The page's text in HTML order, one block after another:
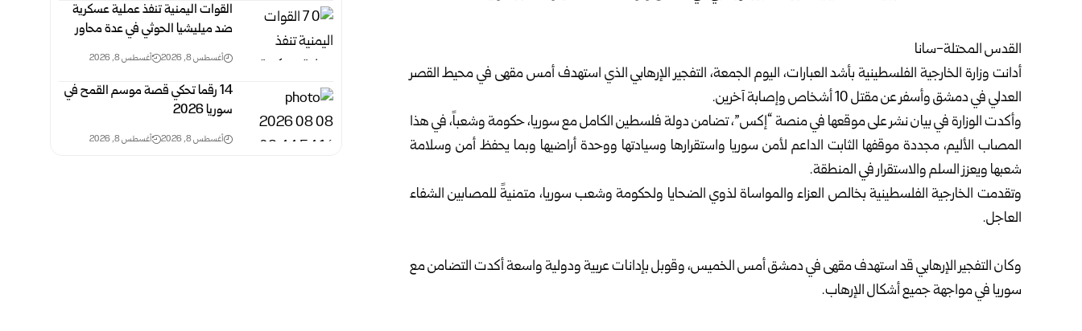
القدس المحتلة-سانا
أدانت وزارة الخارجية الفلسطينيةبأشد العبارات، اليوم الجمعة، التفجير الإرهابي الذي استهدف أمس مقهى في محيط القصر
العدلي فيدمشقوأسفر عن مقتل 10 أشخاص وإصابة آخرين.
وأكدت الوزارة في بيان نشر على موقعها في منصة “إكس”، تضامن دولة فلسطين الكامل مع سوريا، حكومة وشعباً، في هذا
المصاب الأليم، مجددة موقفها الثابت الداعم لأمن سوريا واستقرارها وسيادتها ووحدة أراضيها وبما يحفظ أمن وسلامة
شعبها ويعزز السلم والاستقرار في المنطقة.
وتقدمت الخارجية الفلسطينية بخالص العزاء ‏والمواساة لذوي الضحايا ولحكومة وشعب سوريا، متمنيةً للمصابين الشفاء
العاجل.‏
وكان التفجير الإرهابي قد استهدف مقهى في دمشق أمس الخميس، وقوبل بإدانات عربية ودولية واسعة أكدت التضامن مع
سوريا في مواجهة جميع أشكال الإرهاب.
القوات اليمنية تنفذ عملية عسكرية
ضد ميليشيا الحوثي في ‏عدة محاور ‏
أغسطس 8, 2026 أغسطس 8, 2026
14 رقما تحكي قصة موسم القمح في
سوريا 2026
أغسطس 8, 2026 أغسطس 8, 2026